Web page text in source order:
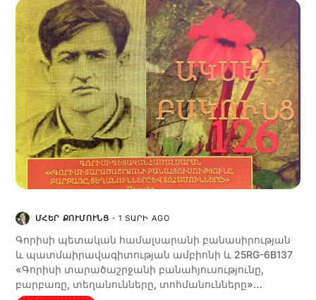
ՄՀԵՐ ՔՈՒՄՈՒՆՑ 1 ՏԱՐԻ AGO
Գորիսի պետական համալսարանի բանասիրության
և պատմաիրավագիտության ամբիոնի և 25RG-6B137
«Գորիսի տարածաշրջանի բանահյուսությունը,
բարբառը, տեղանունները, տոհմանունները»…